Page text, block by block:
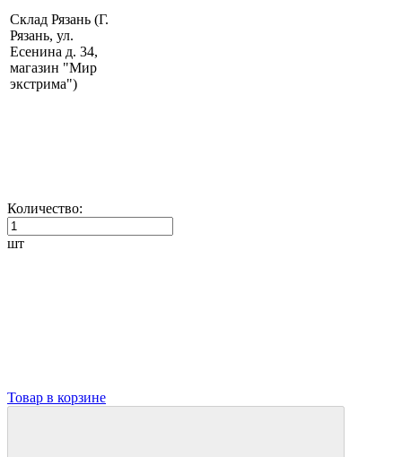
Склад Рязань (Г.
Рязань, ул.
Есенина д. 34,
магазин "Мир
экстрима")
Количество:
шт
Товар в корзине